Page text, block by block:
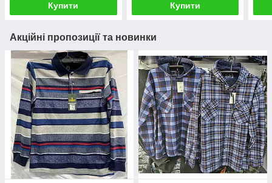
Купити Купити
Акційні пропозиції та новинки